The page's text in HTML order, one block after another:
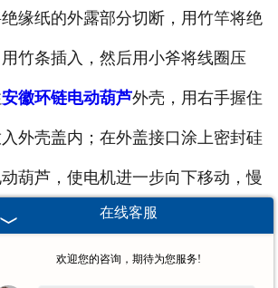
缘纸的外露部分切断，用竹竿将绝
竹条插入，然后用小斧将线圈压
安徽环链电动葫芦外壳，用右手握住
外壳盖内；在外盖接口涂上密封硅
葫芦，使电机进一步向下移动，慢
用扳手固定螺钉，完成整个维护过
在线客服
欢迎您的咨询，期待为您服务!